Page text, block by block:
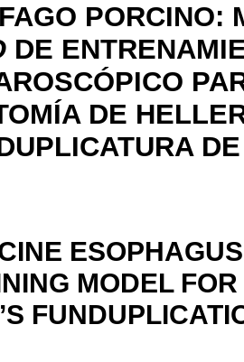
PORCINO:
DE
DE
MODEL